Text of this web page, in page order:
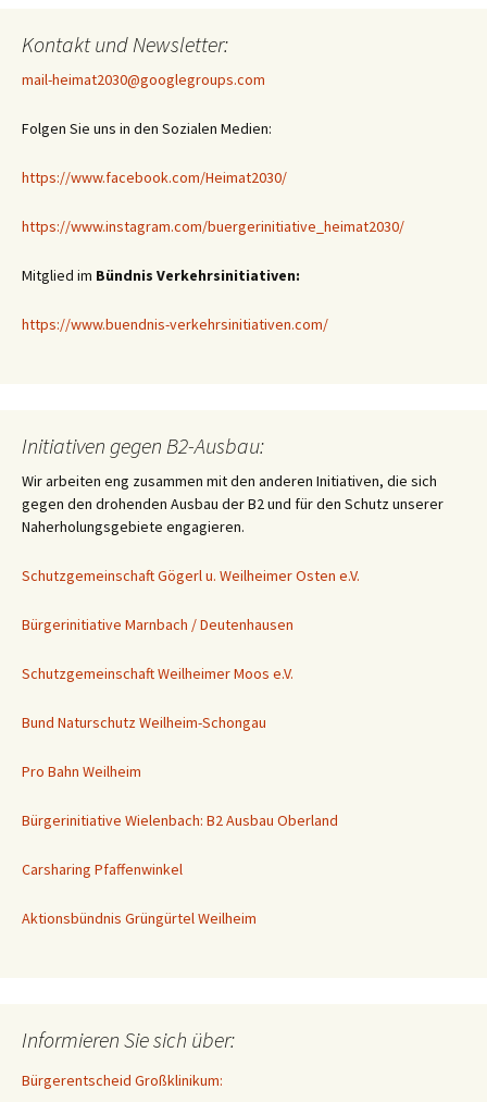
Kontakt und Newsletter:
mail-heimat2030@googlegroups.com
Folgen Sie uns in den Sozialen Medien:
https://www.facebook.com/Heimat2030/
https://www.instagram.com/buergerinitiative_heimat2030/
Mitglied im Bündnis Verkehrsinitiativen:
https://www.buendnis-verkehrsinitiativen.com/
Initiativen gegen B2-Ausbau:
Wir arbeiten eng zusammen mit den anderen Initiativen, die sich
gegen den drohenden Ausbau der B2 und für den Schutz unserer
Naherholungsgebiete engagieren.
Schutzgemeinschaft Gögerl u. Weilheimer Osten e.V.
Bürgerinitiative Marnbach / Deutenhausen
Schutzgemeinschaft Weilheimer Moos e.V.
Bund Naturschutz Weilheim-Schongau
Pro Bahn Weilheim
Bürgerinitiative Wielenbach: B2 Ausbau Oberland
Carsharing Pfaffenwinkel
Aktionsbündnis Grüngürtel Weilheim
Informieren Sie sich über:
Bürgerentscheid Großklinikum: